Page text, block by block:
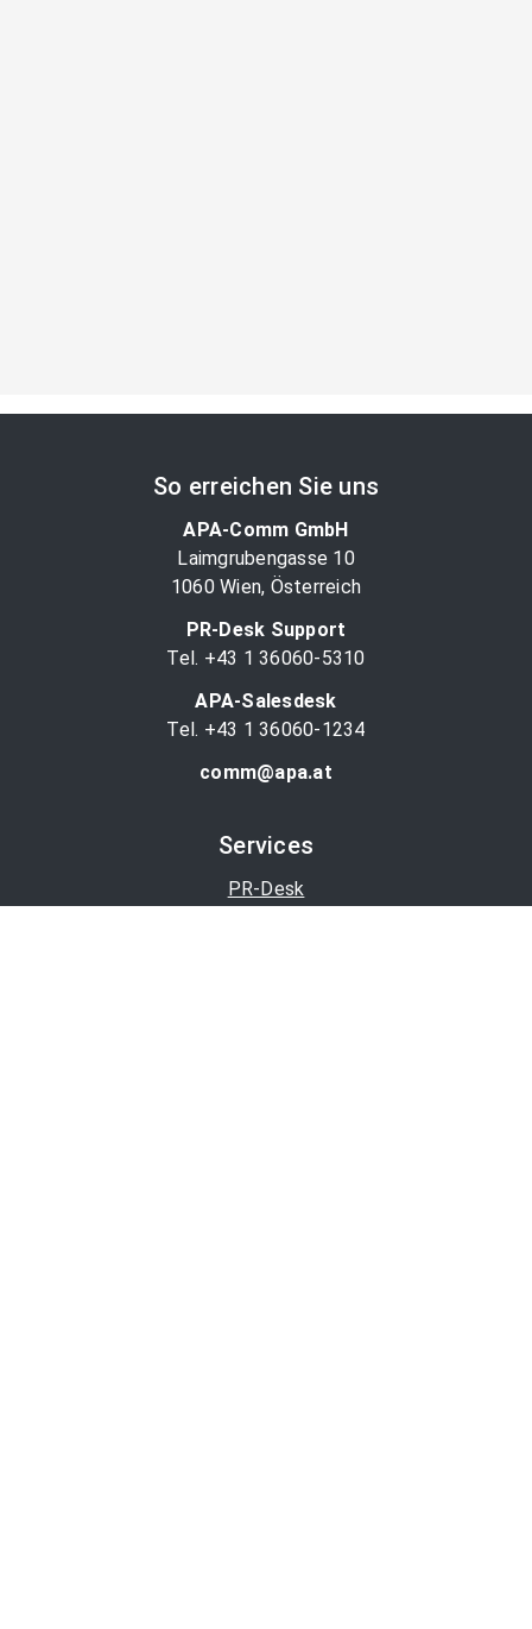
So erreichen Sie uns
APA-Comm GmbH
Laimgrubengasse 10
1060 Wien, Österreich
PR-Desk Support
Tel. +43 1 36060-5310
APA-Salesdesk
Tel. +43 1 36060-1234
comm@apa.at
Services
PR-Desk